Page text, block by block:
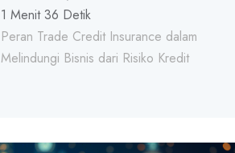
1 Menit 36 Detik
Peran Trade Credit Insurance dalam
Melindungi Bisnis dari Risiko Kredit